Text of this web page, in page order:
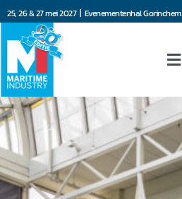
25, 26 & 27 mei 2027 | Evenementenhal Gorinchem